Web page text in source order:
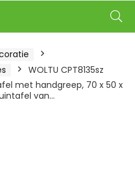
WOLTU CPT8135sz
met handgreep, 70 x 50 x
van…